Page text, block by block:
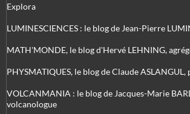
Explora
LUMINESCIENCES : le blog de Jean-Pierre
MATH'MONDE, le blog d'Hervé LEHNING,
PHYSMATIQUES, le blog de Claude
VOLCANMANIA : le blog de Jacques-Marie
volcanologue